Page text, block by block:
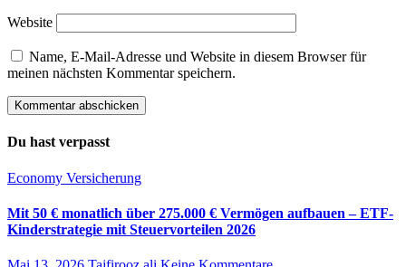
Website
Name, E-Mail-Adresse und Website in diesem Browser für
meinen nächsten Kommentar speichern.
Du hast verpasst
Economy Versicherung
Mit 50 € monatlich über 275.000 € Vermögen aufbauen – ETF-
Kinderstrategie mit Steuervorteilen 2026